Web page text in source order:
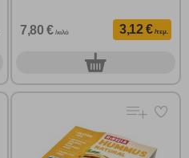
7,80 € /κιλό 3,12 € /τεμ.
0τεμ.